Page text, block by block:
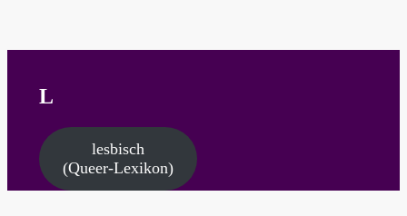
L
lesbisch
(Queer-Lexikon)